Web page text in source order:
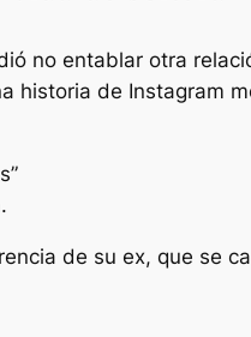
no entablar otra
historia de Instagram
de su ex, que se